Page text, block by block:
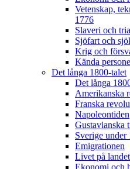
Vetenskap,
1776
Slaveri och
Sjöfart och
Krig och
Kända
Det långa 1800-talet
Det långa
Amerikanska
Franska
Napoleontiden
Gustavianska
Sverige under
Emigrationen
Livet på
Ekonomi och